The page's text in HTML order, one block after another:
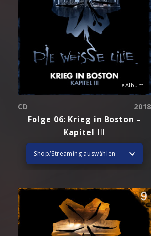
eAlbum
CD 2018
Folge 06: Krieg in Boston –
Kapitel III
Shop/Streaming auswählen